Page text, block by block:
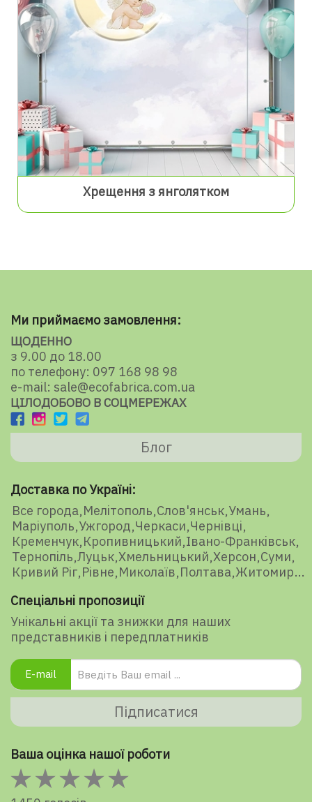
Хрещення з янголятком
Ми приймаємо замовлення:
ЩОДЕННО
з 9.00 до 18.00
по телефону: 097 168 98 98
e-mail: sale@ecofabrica.com.ua
ЦІЛОДОБОВО В СОЦМЕРЕЖАХ
Блог
Доставка по Україні:
Все города Мелітополь Слов'янськ Умань
Маріуполь Ужгород Черкаси Чернівці
Кременчук Кропивницький Івано-Франківськ
Тернопіль Луцьк Хмельницький Херсон Суми
Кривий Ріг Рівне Миколаїв Полтава Житомир
Спеціальні пропозиції
Унікальні акції та знижки для наших
представників і передплатників
E-mail
Підписатися
Ваша оцінка нашої роботи